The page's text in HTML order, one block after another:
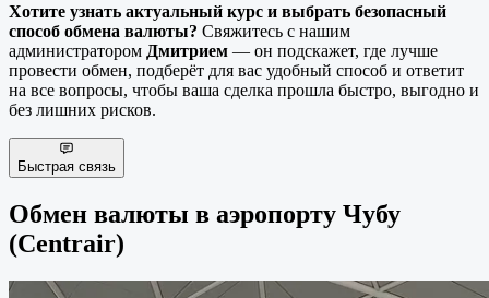
Хотите узнать актуальный курс и выбрать безопасный
способ обмена валюты? Свяжитесь с нашим
администратором Дмитрием — он подскажет, где лучше
провести обмен, подберёт для вас удобный способ и ответит
на все вопросы, чтобы ваша сделка прошла быстро, выгодно и
без лишних рисков.
Быстрая связь
Обмен валюты в аэропорту Чубу
(Centrair)